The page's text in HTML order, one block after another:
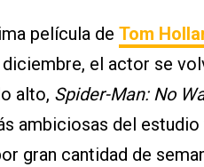
película de Tom
el actor se
alto, Spider-Man: No
ambiciosas del
gran cantidad de